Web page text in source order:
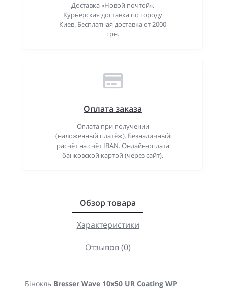
Доставка «Новой почтой».
Курьерская доставка по городу
Киев. Бесплатная доставка от 2000
грн.
Оплата заказа
Оплата при получении
(наложенный платёж). Безналичный
расчёт на счёт IBAN. Онлайн-оплата
банковской картой (через сайт).
Обзор товара
Характеристики
Отзывов (0)
Бінокль Bresser Wave 10x50 UR Coating WP